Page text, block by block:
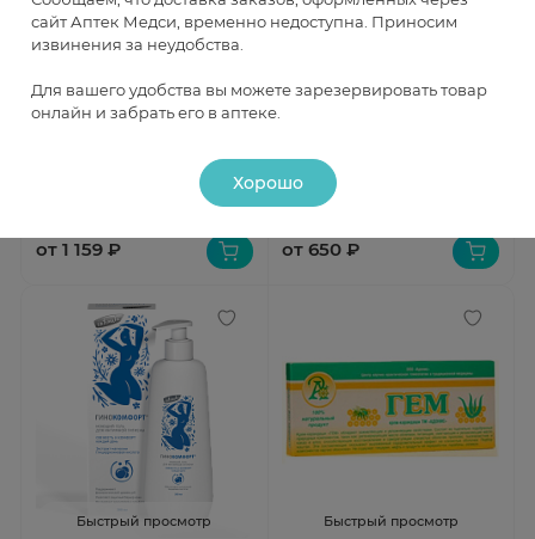
Феминактив Дерма Комфорт
от 1 159 ₽
Сенситив 200мл N1
В наличии
от 650 ₽
Быстрый просмотр Быстрый просмотр
сайт Аптек Медси, временно недоступна. Приносим
извинения за неудобства.
Для вашего удобства вы можете зарезервировать товар
онлайн и забрать его в аптеке.
Хорошо